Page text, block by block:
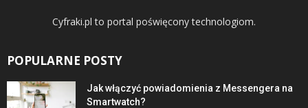
Cyfraki.pl to portal poświęcony technologiom.
POPULARNE POSTY
Jak włączyć powiadomienia z Messengera na
Smartwatch?